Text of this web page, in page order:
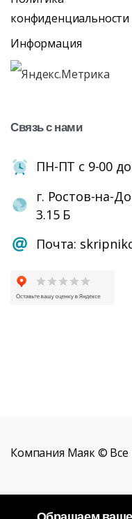
конфиденциальности
Информация
Связьснами
ПН-ПТ с 9-00
г. Ростов-на-
3.15 Б
Почта:
Компания Маяк © Все